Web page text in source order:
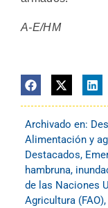
A-E/HM
Archivado en:
Alimentación y
Destacados,
hambruna,
de las Naciones
Agricultura (FAO),